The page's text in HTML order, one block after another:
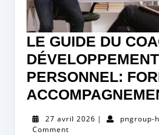
LE GUIDE DU
DÉVELOPPEMENT
PERSONNEL:
27 avril 2026 27| pngroup-
Comment